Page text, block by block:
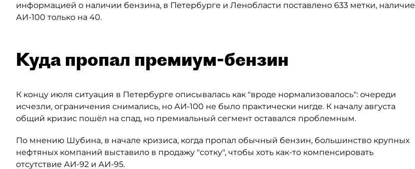
информацией о наличии бензина, в Петербурге и Ленобласти поставлено 633 метки, наличие
АИ-100 только на 40.
Куда пропал премиум-бензин
К концу июля ситуация в Петербурге описывалась как "вроде нормализовалось": очереди
исчезли, ограничения снимались, но АИ-100 не было практически нигде. К началу августа
общий кризис пошёл на спад, но премиальный сегмент оставался проблемным.
По мнению Шубина, в начале кризиса, когда пропал обычный бензин, большинство крупных
нефтяных компаний выставило в продажу "сотку", чтобы хоть как-то компенсировать
отсутствие АИ-92 и АИ-95.